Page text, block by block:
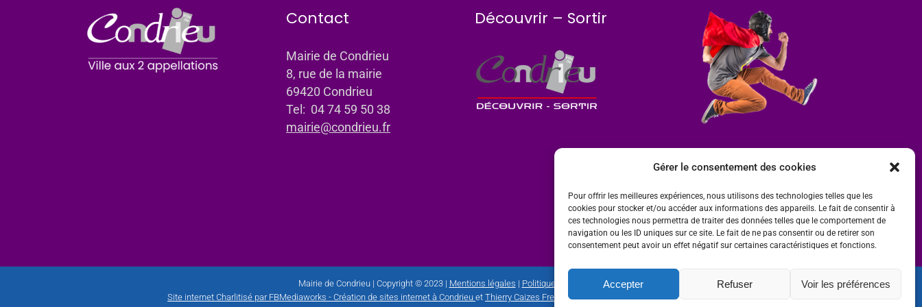
Gérer le consentement des cookies
Pour offrir les meilleures expériences, nous utilisons des technologies telles que les
cookies pour stocker et/ou accéder aux informations des appareils. Le fait de consentir à
ces technologies nous permettra de traiter des données telles que le comportement de
navigation ou les ID uniques sur ce site. Le fait de ne pas consentir ou de retirer son
consentement peut avoir un effet négatif sur certaines caractéristiques et fonctions.
Accepter Refuser Voir les préférences
Contact
Mairie de Condrieu
8, rue de la mairie
69420 Condrieu
Tel: 04 74 59 50 38
mairie@condrieu.fr
Découvrir – Sortir
Mairie de Condrieu | Copyright © 2023 | Mentions légales | Politique de confidentialité
Site internet Charlitisé par FBMediaworks - Création de sites internet à Condrieu et Thierry Caizes Freelance| Photos parOmbre et Matière - Photographe